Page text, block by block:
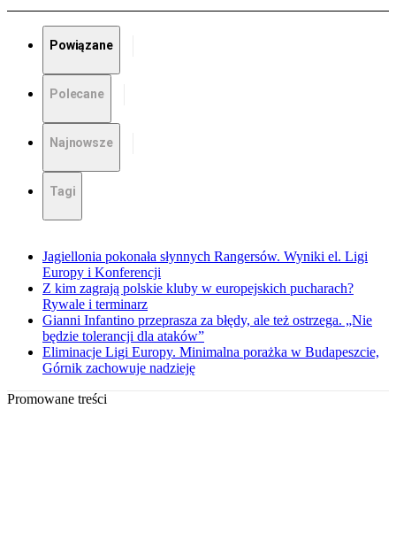
Powiązane
Polecane
Najnowsze
Tagi
Jagiellonia pokonała słynnych Rangersów. Wyniki el. Ligi
Europy i Konferencji
Z kim zagrają polskie kluby w europejskich pucharach?
Rywale i terminarz
Gianni Infantino przeprasza za błędy, ale też ostrzega. „Nie
będzie tolerancji dla ataków”
Eliminacje Ligi Europy. Minimalna porażka w Budapeszcie,
Górnik zachowuje nadzieję
Promowane treści